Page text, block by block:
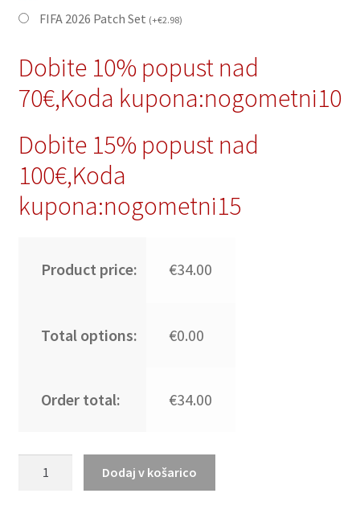
FIFA 2026 Patch Set (+€2.98)
Dobite 10% popust nad
70€,Koda kupona:nogometni10
Dobite 15% popust nad
100€,Koda
kupona:nogometni15
Product price: €34.00
Total options: €0.00
Order total: €34.00
Dodaj v košarico